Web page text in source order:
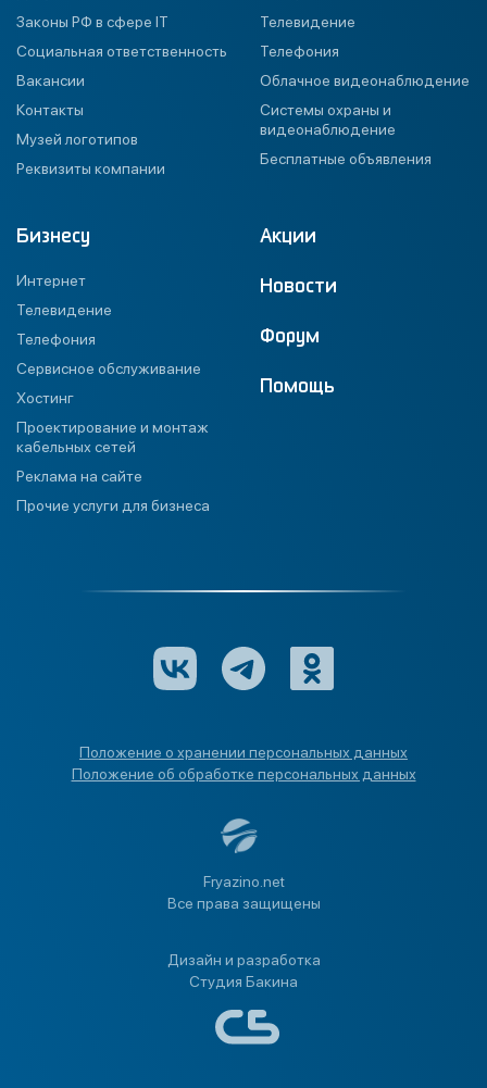
Законы РФ в сфере IT
Социальная ответственность
Вакансии
Контакты
Музей логотипов
Реквизиты компании
Телевидение
Телефония
Облачное видеонаблюдение
Системы охраны и
видеонаблюдение
Бесплатные объявления
Бизнесу
Интернет
Телевидение
Телефония
Сервисное обслуживание
Хостинг
Проектирование и монтаж
кабельных сетей
Реклама на сайте
Прочие услуги для бизнеса
Акции
Новости
Форум
Помощь
Положение о хранении персональных данных
Положение об обработке персональных данных
Fryazino.net
Все права защищены
Дизайн и разработка
Студия Бакина